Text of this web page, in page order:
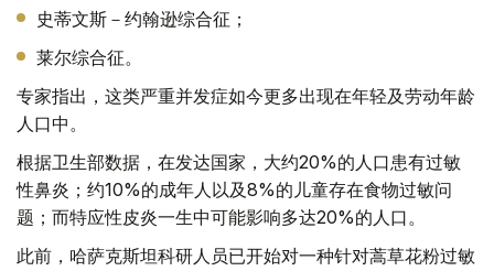
史蒂文斯－约翰逊综合征；
莱尔综合征。
专家指出，这类严重并发症如今更多出现在年轻及劳动年龄
人口中。
根据卫生部数据，在发达国家，大约20%的人口患有过敏
性鼻炎；约10%的成年人以及8%的儿童存在食物过敏问
题；而特应性皮炎一生中可能影响多达20%的人口。
此前，哈萨克斯坦科研人员已开始对一种针对蒿草花粉过敏